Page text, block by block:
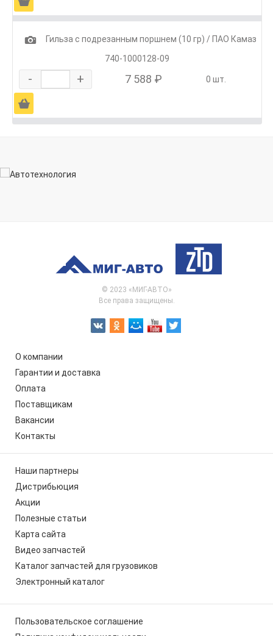
1
Гильза с подрезанным поршнем (10 гр) / ПАО Камаз
740-1000128-09
- + 7 588 ₽ 0 шт.
Ä
© 2023 «МИГ-АВТО»
Все права защищены.
О компании
Гарантии и доставка
Оплата
Поставщикам
Вакансии
Контакты
Наши партнеры
Дистрибьюция
Акции
Полезные статьи
Карта сайта
Видео запчастей
Каталог запчастей для грузовиков
Электронный каталог
Пользовательское соглашение